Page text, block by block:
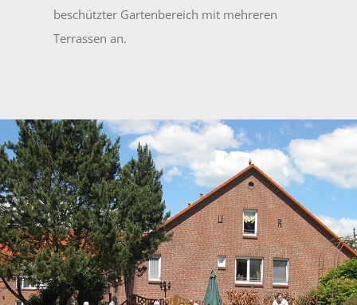
beschützter Gartenbereich mit mehreren
Terrassen an.